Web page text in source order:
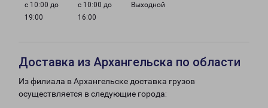
с 10:00 до
19:00
с 10:00 до
16:00
Выходной
Доставка из Архангельска по области
Из филиала в Архангельске доставка грузов
осуществляется в следующие города: